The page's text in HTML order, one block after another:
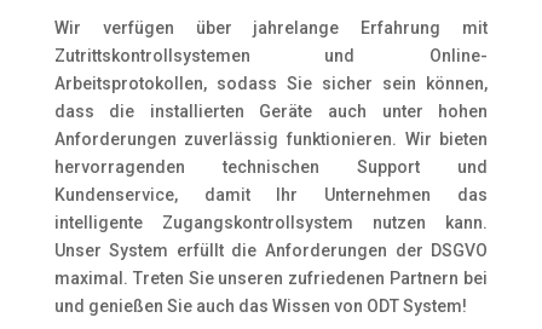
Wir verfügen über jahrelange Erfahrung mit
Zutrittskontrollsystemen und Online-
Arbeitsprotokollen, sodass Sie sicher sein können,
dass die installierten Geräte auch unter hohen
Anforderungen zuverlässig funktionieren. Wir bieten
hervorragenden technischen Support und
Kundenservice, damit Ihr Unternehmen das
intelligente Zugangskontrollsystem nutzen kann.
Unser System erfüllt die Anforderungen der DSGVO
maximal. Treten Sie unseren zufriedenen Partnern bei
und genießen Sie auch das Wissen von ODT System!